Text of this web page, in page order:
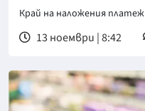
Край на наложения платеж
13 ноември | 8:42